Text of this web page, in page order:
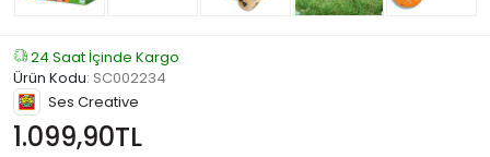
24 Saat İçinde Kargo
Ürün Kodu: SC002234
Ses Creative
1.099,90TL